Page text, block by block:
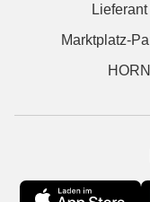
Marktplatz-